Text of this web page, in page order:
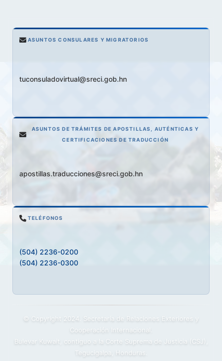
ASUNTOS CONSULARES Y MIGRATORIOS
tuconsuladovirtual@sreci.gob.hn
ASUNTOS DE TRÁMITES DE APOSTILLAS, AUTÉNTICAS Y
CERTIFICACIONES DE TRADUCCIÓN
apostillas.traducciones@sreci.gob.hn
TELÉFONOS
(504) 2236-0200
(504) 2236-0300
© Copyright 2024. Secretaría de Relaciones Exteriores y
Cooperación Internacional.
Bulevar Kuwait, contiguo a la Corte Suprema de Justicia (CSJ),
Tegucigalpa, Honduras.